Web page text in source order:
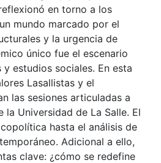
en torno a los
mundo marcado por el
y la urgencia de
único fue el escenario
estudios sociales. En esta
Lasallistas y el
las sesiones articuladas a
Universidad de La Salle. El
hasta el análisis de
Adicional a ello,
clave: ¿cómo se redefine